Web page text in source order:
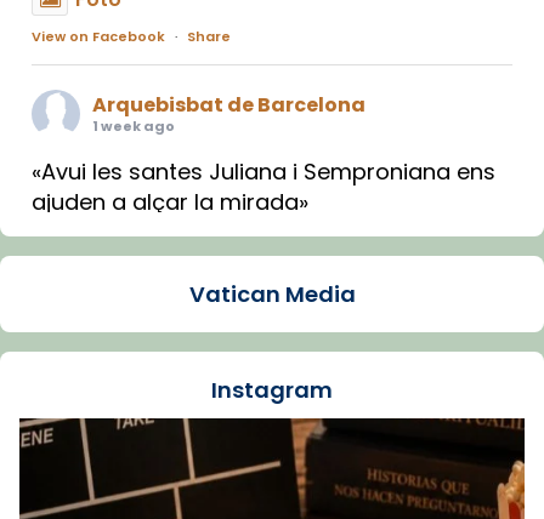
View on Facebook · Share
Arquebisbat de Barcelona
1 week ago
«Avui les santes Juliana i Semproniana ens
ajuden a alçar la mirada»
Mons. Sergi Gordo, bisbe de Tortosa, ha
Santes de Mataró.
🔗tinyurl.com/cvu5jmbk
Foto
View on Facebook Share
Vatican Media
Instagram